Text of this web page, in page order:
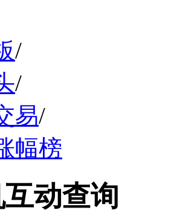
/
/
易/
幅榜
动查询